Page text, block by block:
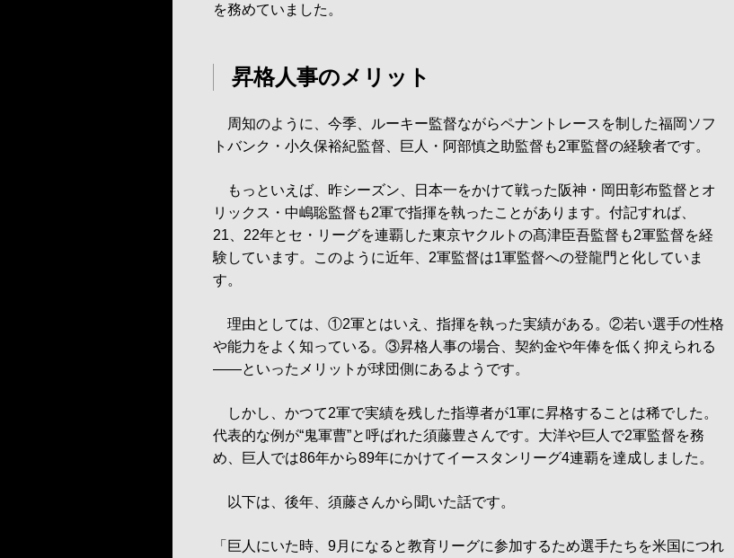
を務めていました。
昇格人事のメリット
周知のように、今季、ルーキー監督ながらペナントレースを制した福岡ソフ
トバンク・小久保裕紀監督、巨人・阿部慎之助監督も2軍監督の経験者です。
もっといえば、昨シーズン、日本一をかけて戦った阪神・岡田彰布監督とオ
リックス・中嶋聡監督も2軍で指揮を執ったことがあります。付記すれば、
21、22年とセ・リーグを連覇した東京ヤクルトの髙津臣吾監督も2軍監督を経
験しています。このように近年、2軍監督は1軍監督への登龍門と化していま
す。
理由としては、①2軍とはいえ、指揮を執った実績がある。②若い選手の性格
や能力をよく知っている。③昇格人事の場合、契約金や年俸を低く抑えられる
――といったメリットが球団側にあるようです。
しかし、かつて2軍で実績を残した指導者が1軍に昇格することは稀でした。
代表的な例が“鬼軍曹”と呼ばれた須藤豊さんです。大洋や巨人で2軍監督を務
め、巨人では86年から89年にかけてイースタンリーグ4連覇を達成しました。
以下は、後年、須藤さんから聞いた話です。
「巨人にいた時、9月になると教育リーグに参加するため選手たちを米国につれ